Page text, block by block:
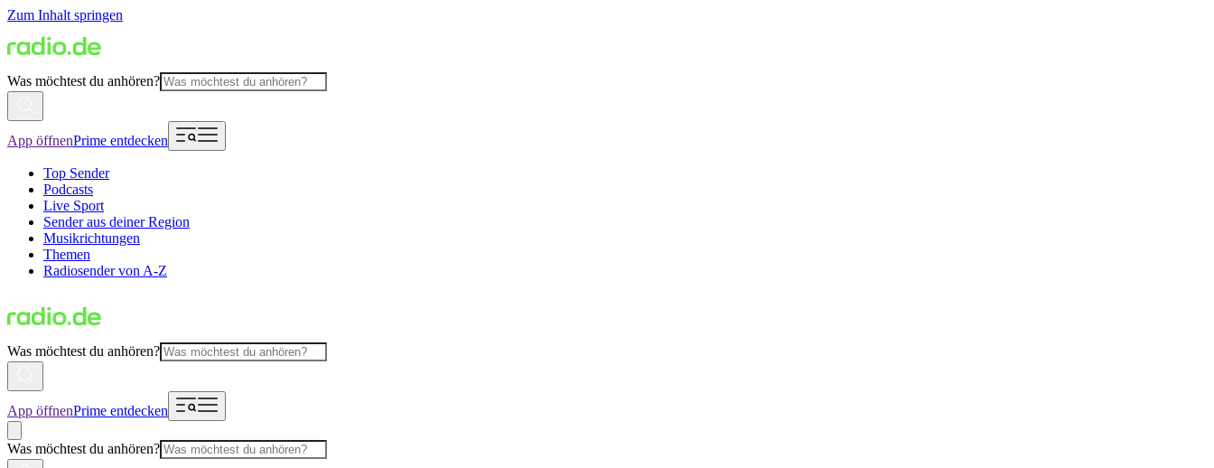
Zum Inhalt springen
Was möchtest du anhören?
App öffnenPrime entdecken
Top Sender
Podcasts
Live Sport
Sender aus deiner Region
Musikrichtungen
Themen
Radiosender von A-Z
Was möchtest du anhören?
App öffnenPrime entdecken
Was möchtest du anhören?